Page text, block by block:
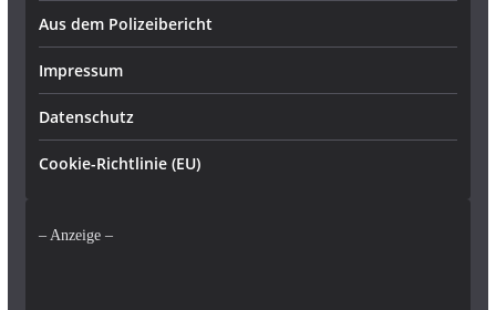
Aus dem Polizeibericht
Impressum
Datenschutz
Cookie-Richtlinie (EU)
– Anzeige –